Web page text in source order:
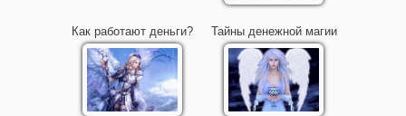
Как работают деньги? Тайны денежной магии